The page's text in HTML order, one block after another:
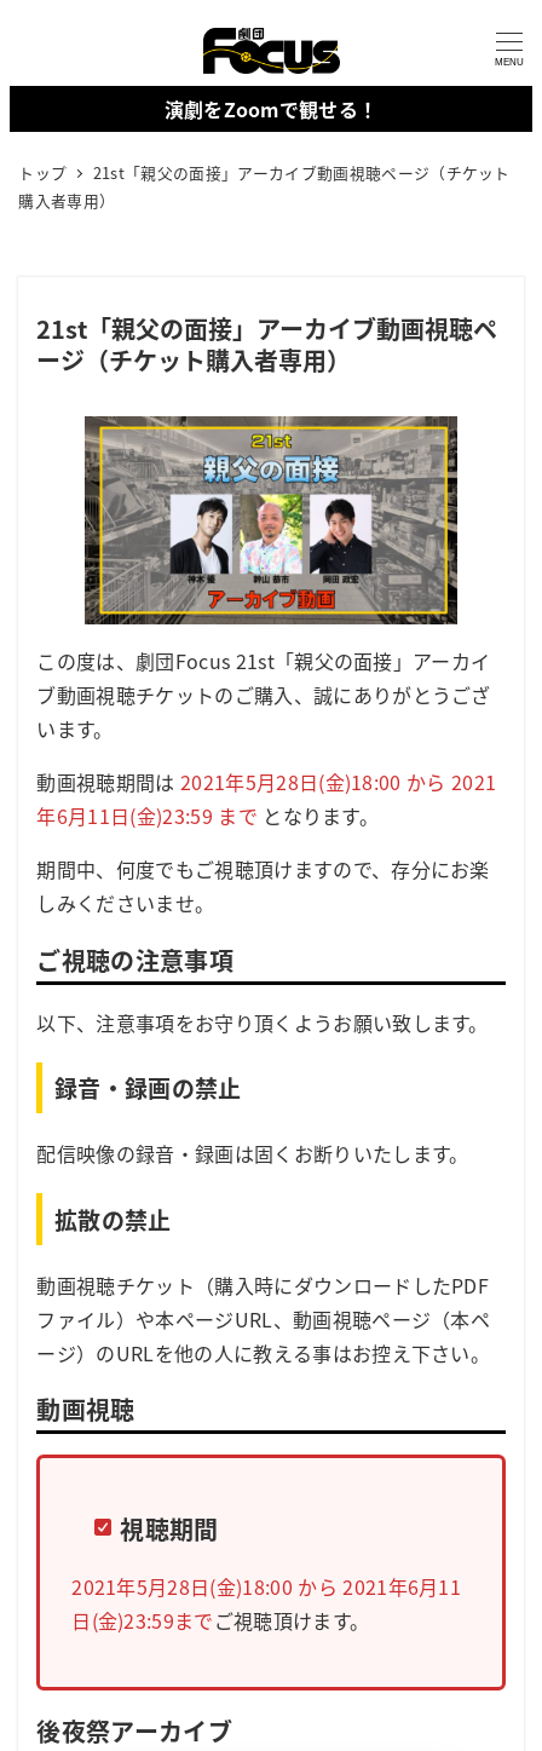
ン
コ
ン
テ
MENU
演劇をZoomで観せる！
トップ
21st「親父の面接」アーカイブ動画視聴ページ（チケット
購入者専用）
21st「親父の面接」アーカイブ動画視聴ペ
ージ（チケット購入者専用）
この度は、劇団Focus 21st「親父の面接」アーカイ
ブ動画視聴チケットのご購入、誠にありがとうござ
います。
動画視聴期間は 2021年5月28日(金)18:00 から 2021
年6月11日(金)23:59 まで となります。
期間中、何度でもご視聴頂けますので、存分にお楽
しみくださいませ。
ご視聴の注意事項
以下、注意事項をお守り頂くようお願い致します。
録音・録画の禁止
配信映像の録音・録画は固くお断りいたします。
拡散の禁止
動画視聴チケット（購入時にダウンロードしたPDF
ファイル）や本ページURL、動画視聴ページ（本ペ
ージ）のURLを他の人に教える事はお控え下さい。
動画視聴
視聴期間
2021年5月28日(金)18:00 から 2021年6月11
日(金)23:59までご視聴頂けます。
後夜祭アーカイブ